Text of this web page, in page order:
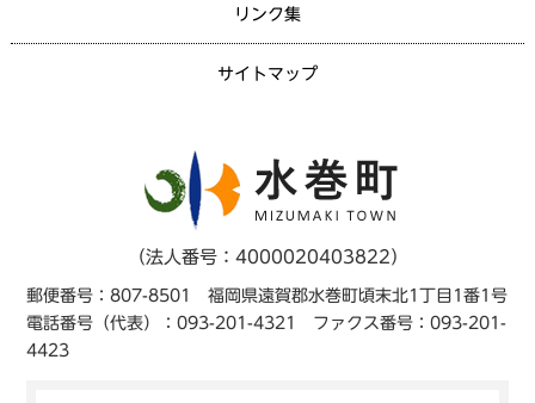
リンク集
サイトマップ
（法人番号：4000020403822）
郵便番号：807-8501 福岡県遠賀郡水巻町頃末北1丁目1番1号
電話番号（代表）：093-201-4321 ファクス番号：093-201-
4423